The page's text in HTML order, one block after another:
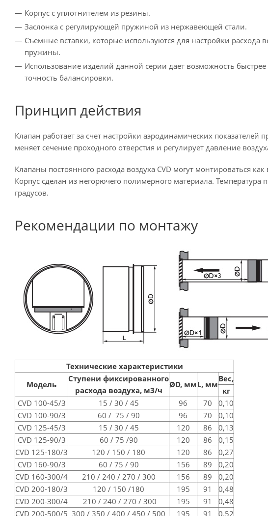
Корпус с уплотнителем из резины.
Заслонка с регулирующей пружиной из нержавеющей стали.
Съемные вставки, которые используются для настройки
пружины.
Использование изделий данной серии дает возможность
точность балансировки.
Принцип действия
Клапан работает за счет настройки аэродинамических
меняет сечение проходного отверстия и регулирует давление
Клапаны постоянного расхода воздуха CVD могут монтироваться
Корпус сделан из негорючего полимерного материала.
градусов.
Рекомендации по монтажу
Технические характеристики
Модель
Ступени фиксированного
расхода воздуха, м3/ч
ØD, ммL, мм
Вес,
кг
CVD 100-45/3
15 / 30 / 45 96 70
0,10
CVD 100-90/3
60 / 75 / 90 96 70
0,10
CVD 125-45/3
15 / 30 / 45 120 86
0,13
CVD 125-90/3
60 / 75 /90 120 86
0,15
CVD 125-180/3
120 / 150 / 180 120 86
0,27
CVD 160-90/3
60 / 75 / 90 156 89
0,20
CVD 160-300/4
210 / 240 / 270 / 300 156 89
0,20
CVD 200-180/3
120 / 150 /180 195 91
0,48
CVD 200-300/4
210 / 240 / 270 / 300 195 91
0,48
CVD 200-500/5 300 / 350 / 400 / 450 / 500 195 91
0,52